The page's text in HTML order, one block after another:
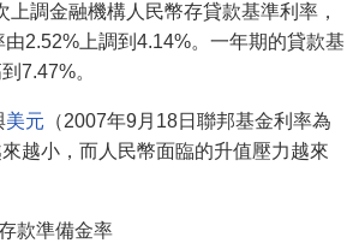
上調金融機構人民幣存貸款基準利率，
2.52%上調到4.14%。一年期的貸款基
7.47%。
美元 （2007年9月18日聯邦基金利率為
越小，而人民幣面臨的升值壓力越來
準備金率